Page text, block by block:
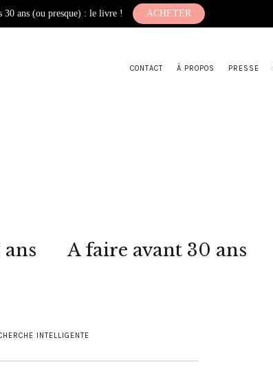
CONTACT À PROPOS PRESSE
ans A faire avant 30 ans
INTELLIGENTE
30 ans (ou presque) : le livre ! ACHETER